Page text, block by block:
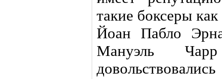
такие боксеры
Йоан Пабло
Мануэль